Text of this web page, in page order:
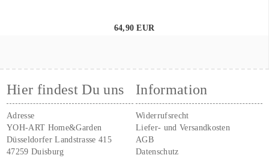
64,90 EUR
Hier findest Du uns
Adresse
YOH-ART Home&Garden
Düsseldorfer Landstrasse 415
47259 Duisburg
Information
Widerrufsrecht
Liefer- und Versandkosten
AGB
Datenschutz